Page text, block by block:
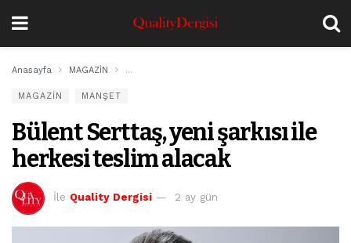
Anasayfa MAGAZİN Bülent Serttaş, yeni şarkısı ile herkesi teslim
MAGAZİN MANŞET
Bülent Serttaş, yeni şarkısı ile
herkesi teslim alacak
İle Quality Dergisi 2 ay gün